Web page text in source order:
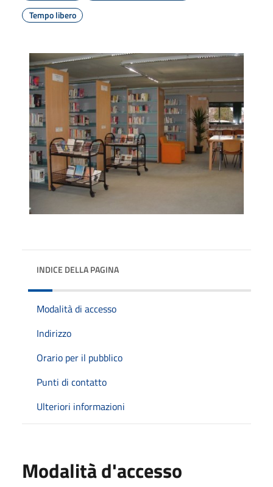
Tempo libero
INDICE DELLA PAGINA
Modalità di accesso
Indirizzo
Orario per il pubblico
Punti di contatto
Ulteriori informazioni
Modalità d'accesso